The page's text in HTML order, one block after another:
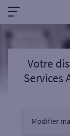
Votre
Services
Modifier